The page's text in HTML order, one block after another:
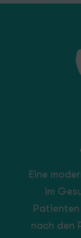
Eine
im
nach den